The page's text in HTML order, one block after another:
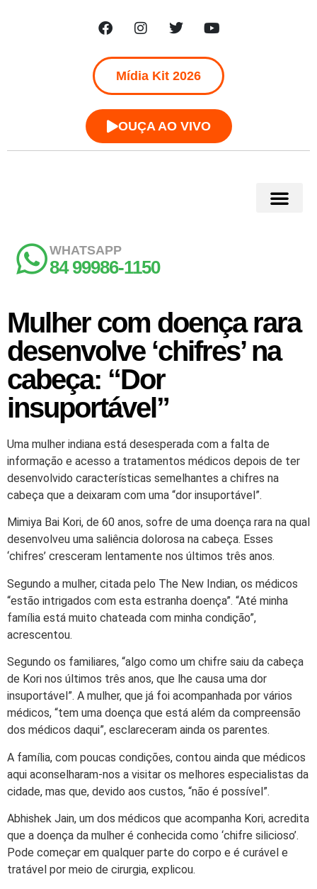
Mídia Kit 2026
OUÇA AO VIVO
WHATSAPP
84 99986-1150
Mulher com doença rara
desenvolve ‘chifres’ na
cabeça: “Dor
insuportável”
Uma mulher indiana está desesperada com a falta de
informação e acesso a tratamentos médicos depois de ter
desenvolvido características semelhantes a chifres na
cabeça que a deixaram com uma “dor insuportável”.
Mimiya Bai Kori, de 60 anos, sofre de uma doença rara na qual
desenvolveu uma saliência dolorosa na cabeça. Esses
‘chifres’ cresceram lentamente nos últimos três anos.
Segundo a mulher, citada pelo The New Indian, os médicos
“estão intrigados com esta estranha doença”. “Até minha
família está muito chateada com minha condição”,
acrescentou.
Segundo os familiares, “algo como um chifre saiu da cabeça
de Kori nos últimos três anos, que lhe causa uma dor
insuportável”. A mulher, que já foi acompanhada por vários
médicos, “tem uma doença que está além da compreensão
dos médicos daqui”, esclareceram ainda os parentes.
A família, com poucas condições, contou ainda que médicos
aqui aconselharam-nos a visitar os melhores especialistas da
cidade, mas que, devido aos custos, “não é possível”.
Abhishek Jain, um dos médicos que acompanha Kori, acredita
que a doença da mulher é conhecida como ‘chifre silicioso’.
Pode começar em qualquer parte do corpo e é curável e
tratável por meio de cirurgia, explicou.